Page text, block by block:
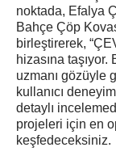
noktada, Efalya
Bahçe Çöp
birleştirerek,
hizasına
uzmanı gözüyle
kullanıcı
detaylı
projeleri için en
keşfedeceksiniz.